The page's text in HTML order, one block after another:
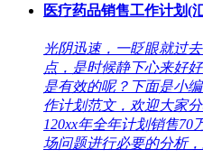
医疗药品销售工作计划(
光阴迅速，一眨眼就过
点，是时候静下心来好
是有效的呢？下面是小
作计划范文，欢迎大家
120xx年全年计划销售70
场问题进行必要的分析